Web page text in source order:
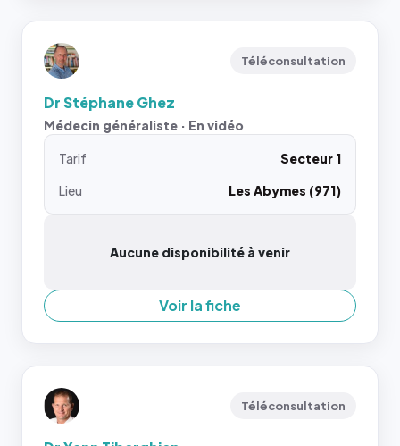
Téléconsultation
Dr Stéphane Ghez
Médecin généraliste · En vidéo
Tarif
Secteur 1
Lieu
Les Abymes (971)
Aucune disponibilité à venir
Voir la fiche
Téléconsultation